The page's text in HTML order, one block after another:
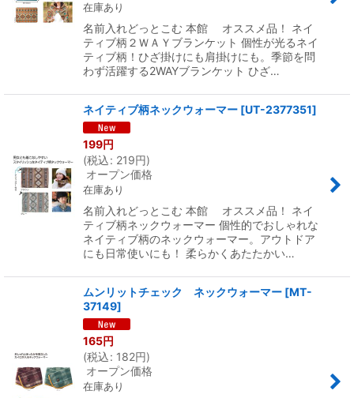
在庫あり
名前入れどっとこむ 本館 オススメ品！ ネイ
ティブ柄２ＷＡＹブランケット 個性が光るネイ
ティブ柄！ひざ掛けにも肩掛けにも。季節を問
わず活躍する2WAYブランケット ひざ…
ネイティブ柄ネックウォーマー [UT-2377351]
199円
(税込: 219円)
オープン価格
在庫あり
名前入れどっとこむ 本館 オススメ品！ ネイ
ティブ柄ネックウォーマー 個性的でおしゃれな
ネイティブ柄のネックウォーマー。アウトドア
にも日常使いにも！ 柔らかくあたたかい…
ムンリットチェック ネックウォーマー [MT-
37149]
165円
(税込: 182円)
オープン価格
在庫あり